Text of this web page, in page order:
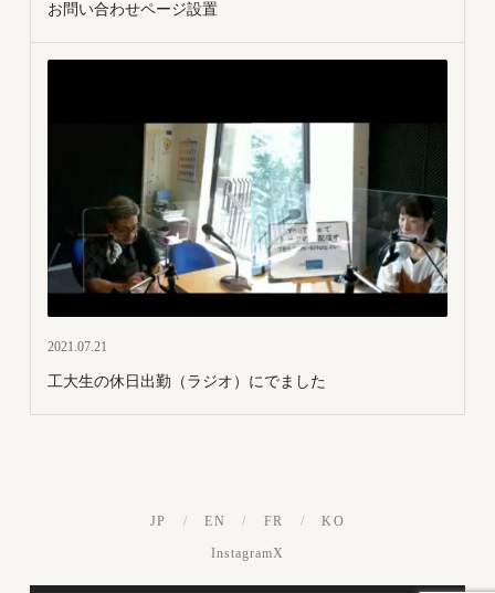
お問い合わせページ設置
2021.07.21
工大生の休日出勤（ラジオ）にでました
JP / EN / FR / KO
InstagramX